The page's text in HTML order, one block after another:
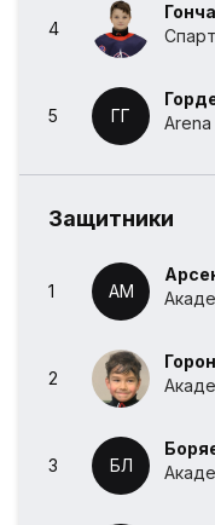
4
5 ГГ
Защитники
1 АМ
2
3 БЛ